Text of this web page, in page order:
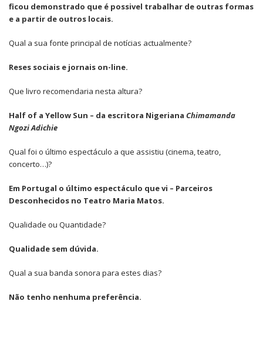
ficou demonstrado que é possivel trabalhar de outras formas
e a partir de outros locais.
Qual a sua fonte principal de notícias actualmente?
Reses sociais e jornais on-line.
Que livro recomendaria nesta altura?
Half of a Yellow Sun – da escritora Nigeriana Chimamanda
Ngozi Adichie
Qual foi o último espectáculo a que assistiu (cinema, teatro,
concerto…)?
Em Portugal o último espectáculo que vi – Parceiros
Desconhecidos no Teatro Maria Matos.
Qualidade ou Quantidade?
Qualidade sem dúvida.
Qual a sua banda sonora para estes dias?
Não tenho nenhuma preferência.